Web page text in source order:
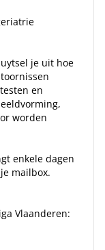
je uit hoe
en
worden
enkele dagen
mailbox.
Vlaanderen: